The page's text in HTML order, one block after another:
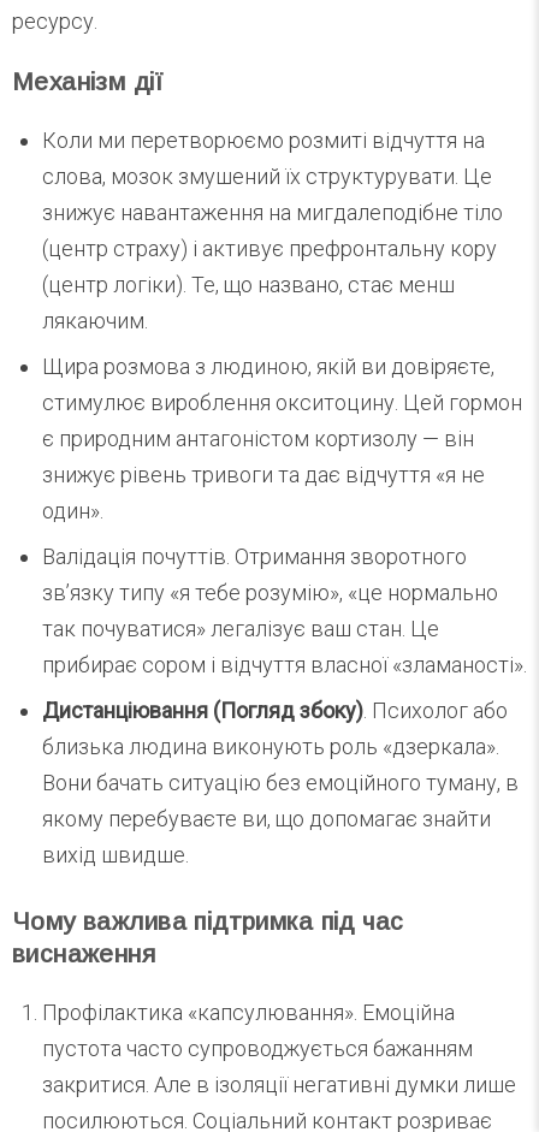
ресурсу.
Механізм дії
Коли ми перетворюємо розмиті відчуття на
слова, мозок змушений їх структурувати. Це
знижує навантаження на мигдалеподібне тіло
(центр страху) і активує префронтальну кору
(центр логіки). Те, що названо, стає менш
лякаючим.
Щира розмова з людиною, якій ви довіряєте,
стимулює вироблення окситоцину. Цей гормон
є природним антагоністом кортизолу — він
знижує рівень тривоги та дає відчуття «я не
один».
Валідація почуттів. Отримання зворотного
зв’язку типу «я тебе розумію», «це нормально
так почуватися» легалізує ваш стан. Це
прибирає сором і відчуття власної «зламаності».
Дистанціювання (Погляд збоку) . Психолог або
близька людина виконують роль «дзеркала».
Вони бачать ситуацію без емоційного туману, в
якому перебуваєте ви, що допомагає знайти
вихід швидше.
Чому важлива підтримка під час
виснаження
Профілактика «капсулювання». Емоційна
пустота часто супроводжується бажанням
закритися. Але в ізоляції негативні думки лише
посилюються. Соціальний контакт розриває